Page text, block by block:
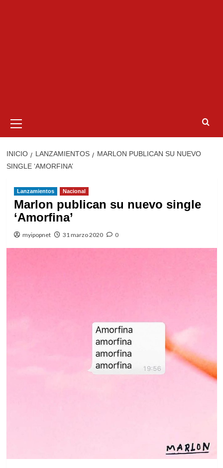
primario
INICIO LANZAMIENTOS
MARLON PUBLICAN SU NUEVO
SINGLE ‘AMORFINA’
Lanzamientos Nacional
Marlon publican su nuevo single
‘Amorfina’
myipopnet 31 marzo 2020 0